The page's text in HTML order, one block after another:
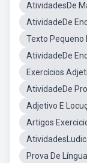
AtividadesDe
AtividadeDe
Texto Pequeno
AtividadeDe
Exercícios
AtividadeDe
Adjetivo E
Artigos
Prova De